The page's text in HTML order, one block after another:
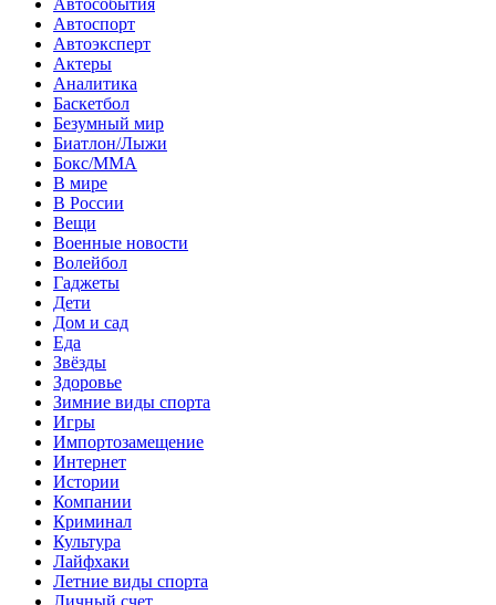
Автособытия
Автоспорт
Автоэксперт
Актеры
Аналитика
Баскетбол
Безумный мир
Биатлон/Лыжи
Бокс/MMA
В мире
В России
Вещи
Военные новости
Волейбол
Гаджеты
Дети
Дом и сад
Еда
Звёзды
Здоровье
Зимние виды спорта
Игры
Импортозамещение
Интернет
Истории
Компании
Криминал
Культура
Лайфхаки
Летние виды спорта